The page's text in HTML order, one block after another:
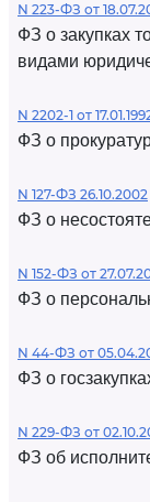
N 223-ФЗ от
ФЗ о закупках
видами
N 2202-1 от
ФЗ о
N 127-ФЗ 26.10.2002
ФЗ о
N 152-ФЗ от
ФЗ о
N 44-ФЗ от
ФЗ о
N 229-ФЗ от
ФЗ об